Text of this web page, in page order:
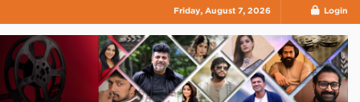
Friday, August 7, 2026 Login